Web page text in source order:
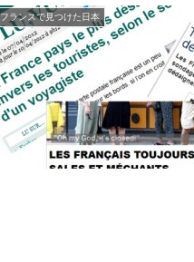
フランスで見つけた日本